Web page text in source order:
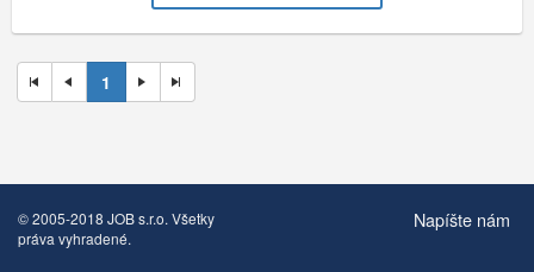
1
© 2005-2018 JOB s.r.o. Všetky
práva vyhradené.
Napíšte nám